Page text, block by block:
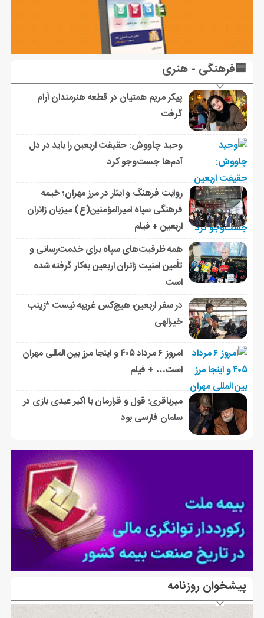
🟦فرهنگی - هنری
پیکر مریم همتیان در قطعه هنرمندان آرام
گرفت
وحید چاووش: حقیقت اربعین را باید در دل
آدم‌ها جست‌وجو کرد
روایت فرهنگ و ایثار در مرز مهران؛ خیمه
فرهنگی سپاه امیرالمؤمنین(ع) میزبان زائران
اربعین + فیلم
همه ظرفیت‌های سپاه برای خدمت‌رسانی و
تأمین امنیت زائران اربعین به‌کار گرفته شده
است
در سفر اربعین، هیچ‌کس غریبه نیست *زینب
خیرالهی
امروز ۶ مرداد ۴۰۵ و اینجا مرز بین المللی مهران
است… + فیلم
میرباقری: قول و قرارمان با اکبر عبدی بازی در
سلمان فارسی بود
پیشخوان روزنامه